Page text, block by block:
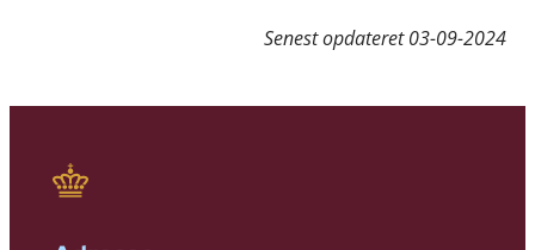
Senest opdateret03-09-2024